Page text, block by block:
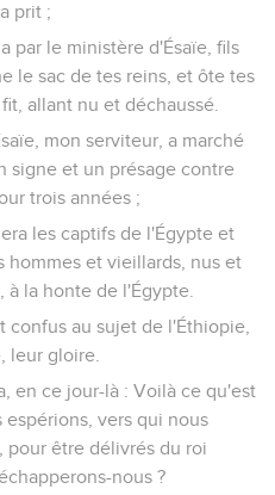
prit ;
par le ministère d'Ésaïe, fils
le sac de tes reins, et ôte tes
allant nu et déchaussé.
mon serviteur, a marché
signe et un présage contre
trois années ;
les captifs de l'Égypte et
hommes et vieillards, nus et
à la honte de l'Égypte.
confus au sujet de l'Éthiopie,
leur gloire.
en ce jour-là : Voilà ce qu'est
vers qui nous
pour être délivrés du roi
nous ?